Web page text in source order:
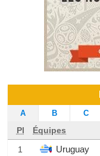
A B C
Pl Équipes
1
Uruguay